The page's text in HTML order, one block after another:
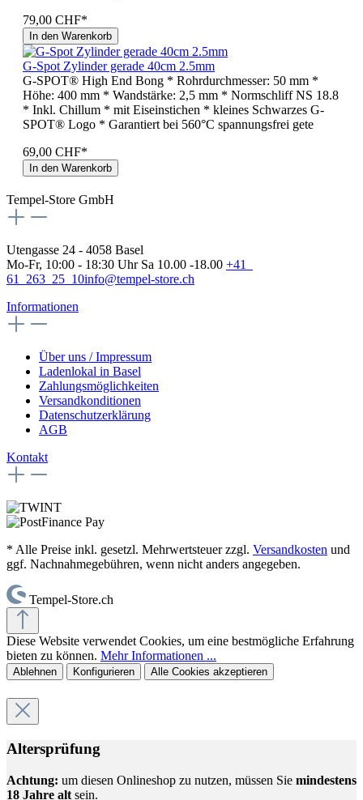
79,00 CHF*
In den Warenkorb
G-Spot Zylinder gerade 40cm 2.5mm
G-SPOT® High End Bong * Rohrdurchmesser: 50 mm *
Höhe: 400 mm * Wandstärke: 2,5 mm * Normschliff NS 18.8
* Inkl. Chillum * mit Eiseinstichen * kleines Schwarzes G-
SPOT® Logo * Garantiert bei 560°C spannungsfrei gete
69,00 CHF*
In den Warenkorb
Tempel-Store GmbH
Utengasse 24 - 4058 Basel
Mo-Fr, 10:00 - 18:30 Uhr Sa 10.00 -18.00 +41
61 263 25 10info@tempel-store.ch
Informationen
Über uns / Impressum
Ladenlokal in Basel
Zahlungsmöglichkeiten
Versandkonditionen
Datenschutzerklärung
AGB
Kontakt
* Alle Preise inkl. gesetzl. Mehrwertsteuer zzgl. Versandkosten und
ggf. Nachnahmegebühren, wenn nicht anders angegeben.
Tempel-Store.ch
Diese Website verwendet Cookies, um eine bestmögliche Erfahrung
bieten zu können. Mehr Informationen ...
Ablehnen Konfigurieren Alle Cookies akzeptieren
Altersprüfung
Achtung: um diesen Onlineshop zu nutzen, müssen Sie mindestens
18 Jahre alt sein.